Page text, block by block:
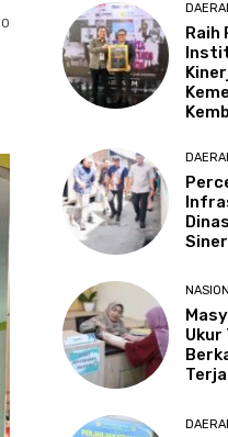
0
Raih
Ukur